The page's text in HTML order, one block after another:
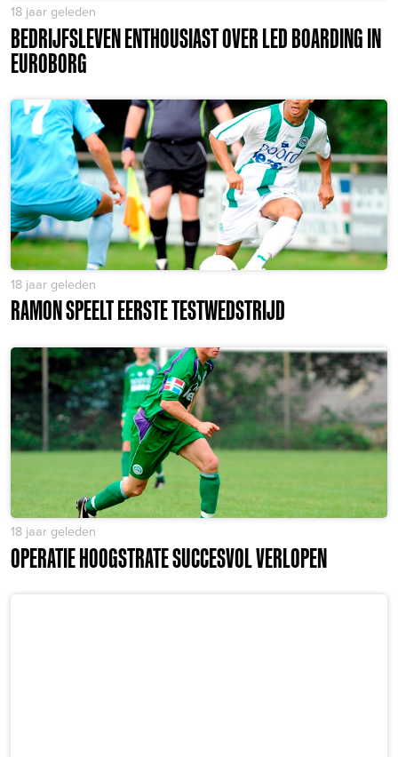
18 jaar geleden
BEDRIJFSLEVEN ENTHOUSIAST OVER LED BOARDING IN
EUROBORG
18 jaar geleden
RAMON SPEELT EERSTE TESTWEDSTRIJD
18 jaar geleden
OPERATIE HOOGSTRATE SUCCESVOL VERLOPEN